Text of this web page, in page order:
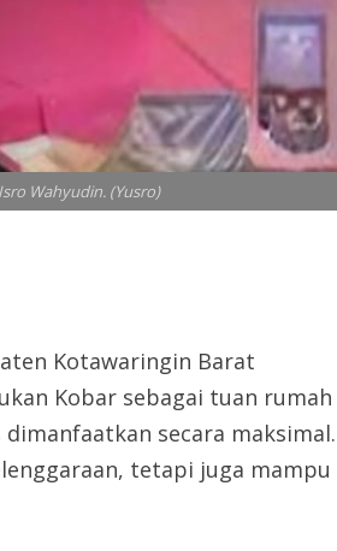
Wahyudin. (Yusro)
Kotawaringin Barat
Kobar sebagai tuan rumah
secara maksimal.
tetapi juga mampu